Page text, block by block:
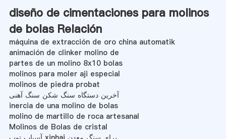
diseño de cimentaciones para molinos
de bolas Relación
máquina de extracción de oro china automatik
animación de clinker molino de
partes de un molino 8x10 bolas
molinos para moler aji especial
molinos de piedra probat
آخرین دستگاه سنگ شکن سنگ آهنی
inercia de una molino de bolas
molino de martillo de roca artesanal
Molinos de Bolas de cristal